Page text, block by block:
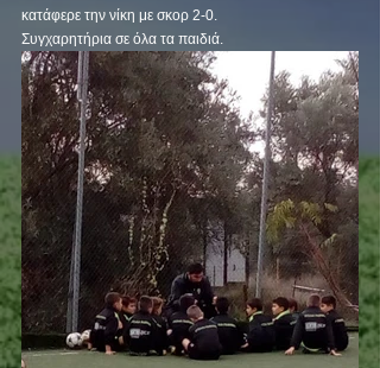
κατάφερε την νίκη με σκορ 2-0.
Συγχαρητήρια σε όλα τα παιδιά.